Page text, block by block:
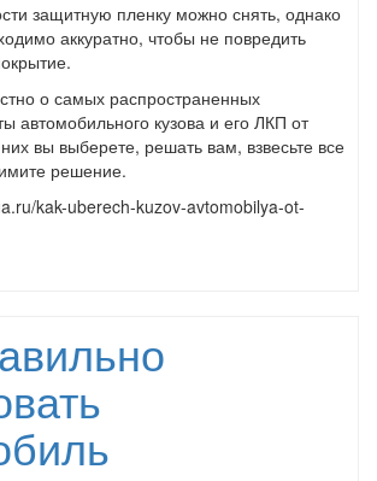
защитную пленку можно снять, однако
аккуратно, чтобы не повредить
о самых распространенных
автомобильного кузова и его ЛКП от
вы выберете, решать вам, взвесьте все
решение.
kak-uberech-kuzov-avtomobilya-ot-